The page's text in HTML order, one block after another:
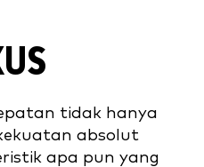
tidak hanya
absolut
apa pun yang